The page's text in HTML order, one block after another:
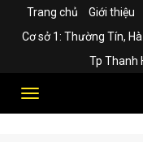
Trang chủ Giới thiệu
Cơ sở 1: Thường Tín,
Tp Thanh
Toggle